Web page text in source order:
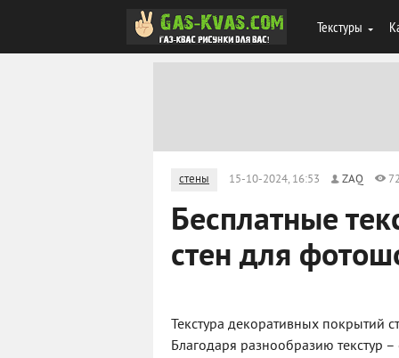
Текстуры
стены 15-10-2024, 16:53 ZAQ
Бесплатные
стен для
Текстура декоративных покрытий
Благодаря разнообразию текстур